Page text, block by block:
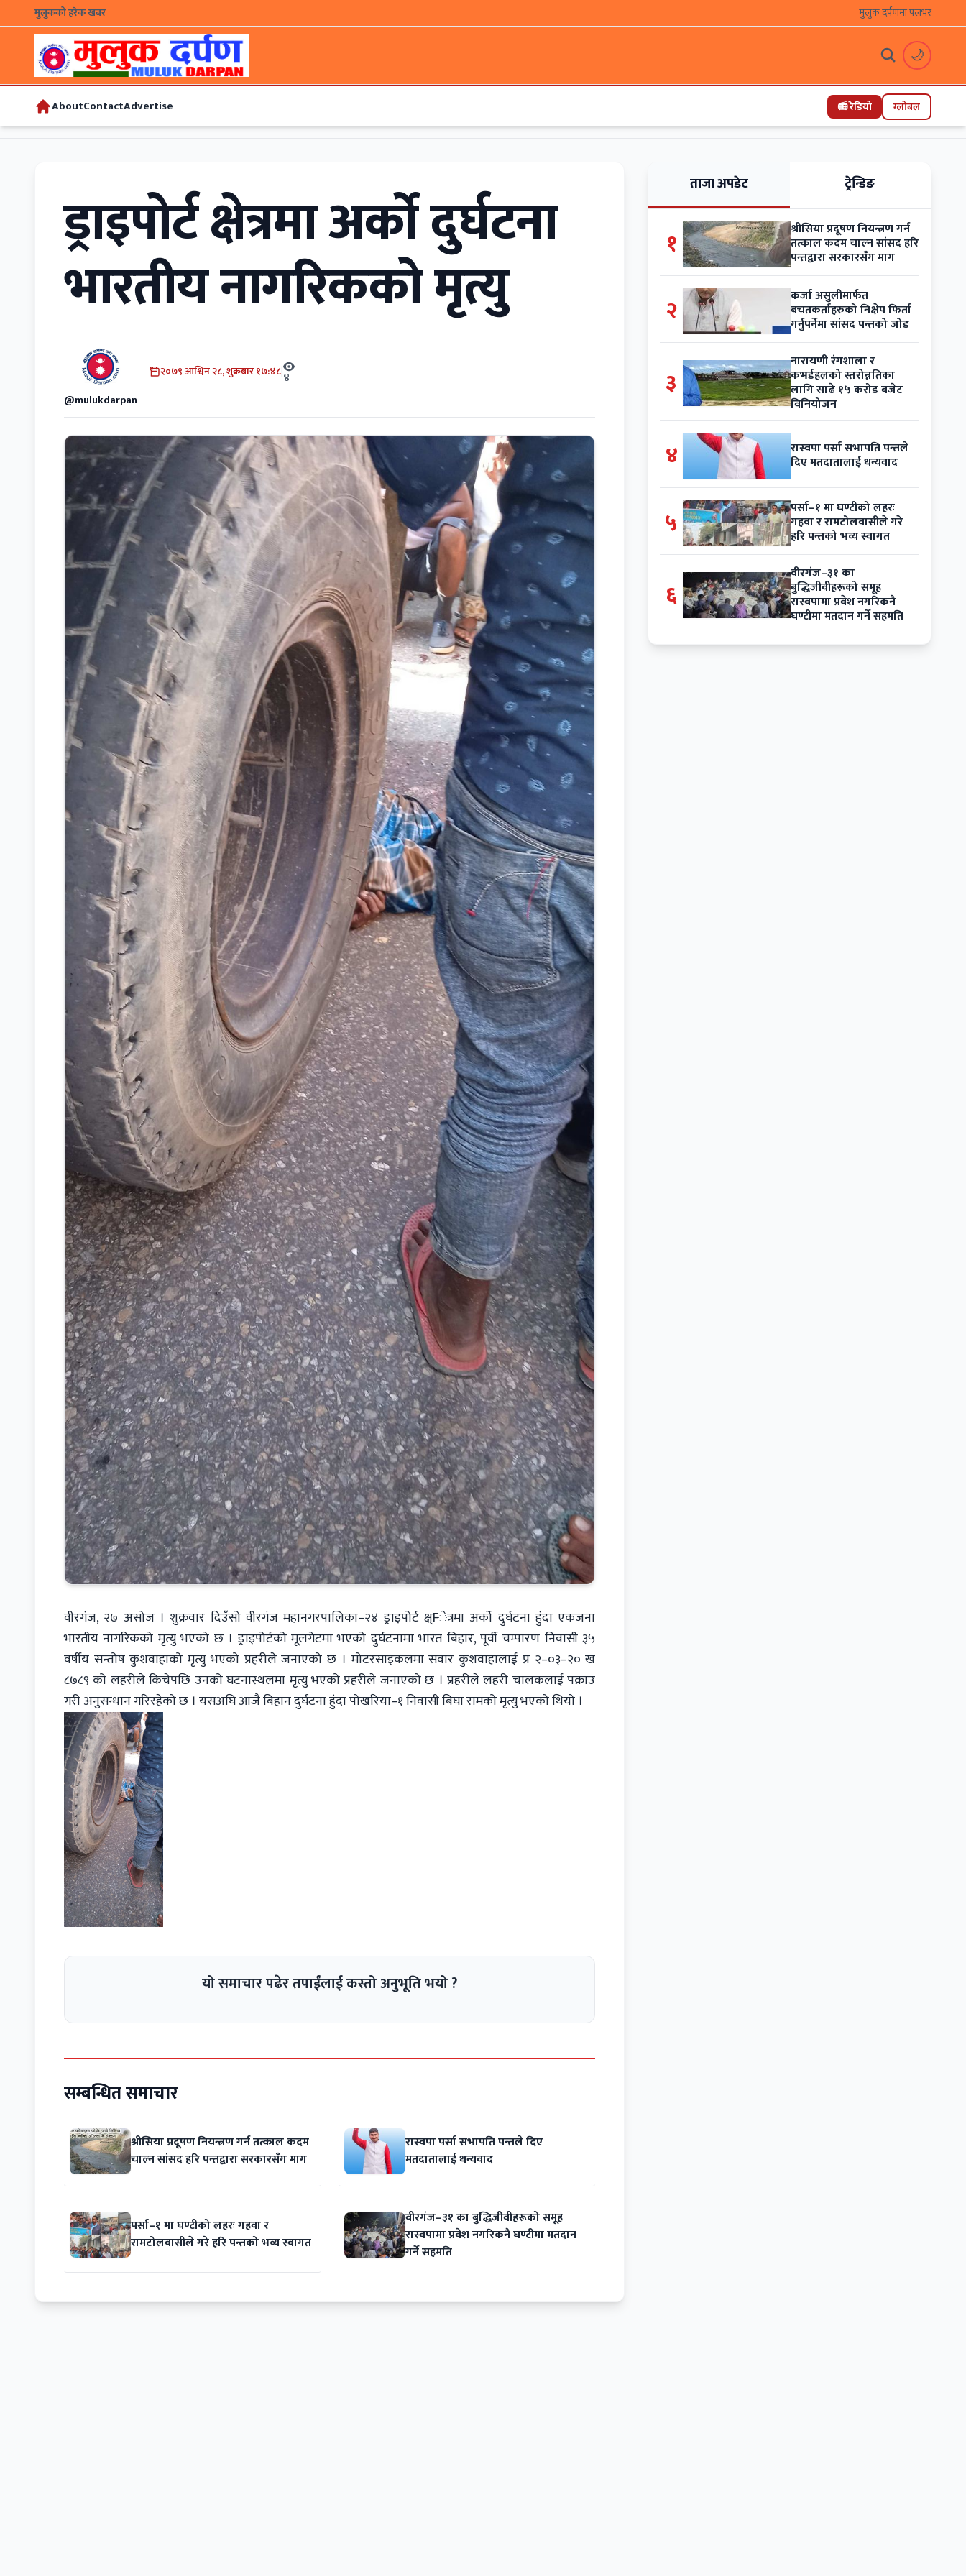
मुलुकको हरेक खबर मुलुक दर्पणमा पलभर
🌙
AboutContactAdvertise 📻 रेडियो ग्लोबल
ड्राइपोर्ट क्षेत्रमा अर्को दुर्घटना
भारतीय नागरिकको मृत्यु
@mulukdarpan
२०७९ आश्विन २८, शुक्रबार १७:४८|४
वीरगंज, २७ असोज । शुक्रवार दिउँसो वीरगंज महानगरपालिका–२४ ड्राइपोर्ट क्ष्Fेत्रमा अर्को दुर्घटना हुंदा एकजना
भारतीय नागरिकको मृत्यु भएको छ । ड्राइपोर्टको मूलगेटमा भएको दुर्घटनामा भारत बिहार, पूर्वी चम्पारण निवासी ३५
वर्षीय सन्तोष कुशवाहाको मृत्यु भएको प्रहरीले जनाएको छ । मोटरसाइकलमा सवार कुशवाहालाई प्र २–०३–२० ख
८७८९ को लहरीले किचेपछि उनको घटनास्थलमा मृत्यु भएको प्रहरीले जनाएको छ । प्रहरीले लहरी चालकलाई पक्राउ
गरी अनुसन्धान गरिरहेको छ । यसअघि आजै बिहान दुर्घटना हुंदा पोखरिया–१ निवासी बिघा रामको मृत्यु भएको थियो ।
यो समाचार पढेर तपाईंलाई कस्तो अनुभूति भयो ?
सम्बन्धित समाचार
श्रीसिया प्रदूषण नियन्त्रण गर्न तत्काल कदम
चाल्न सांसद हरि पन्तद्वारा सरकारसँग माग
रास्वपा पर्सा सभापति पन्तले दिए
मतदातालाई धन्यवाद
पर्सा–१ मा घण्टीको लहरः गहवा र
रामटोलवासीले गरे हरि पन्तको भव्य स्वागत
वीरगंज–३१ का बुद्धिजीवीहरूको समूह
रास्वपामा प्रवेश नगरिकनै घण्टीमा मतदान
गर्ने सहमति
ताजा अपडेट ट्रेन्डिङ
१ श्रीसिया प्रदूषण नियन्त्रण गर्न
तत्काल कदम चाल्न सांसद हरि
पन्तद्वारा सरकारसँग माग
२ कर्जा असुलीमार्फत
बचतकर्ताहरुको निक्षेप फिर्ता
गर्नुपर्नेमा सांसद पन्तको जोड
३
नारायणी रंगशाला र
कभर्डहलको स्तरोन्नतिका
लागि साढे १५ करोड बजेट
विनियोजन
४ रास्वपा पर्सा सभापति पन्तले
दिए मतदातालाई धन्यवाद
५ पर्सा–१ मा घण्टीको लहरः
गहवा र रामटोलवासीले गरे
हरि पन्तको भव्य स्वागत
६
वीरगंज–३१ का
बुद्धिजीवीहरूको समूह
रास्वपामा प्रवेश नगरिकनै
घण्टीमा मतदान गर्ने सहमति